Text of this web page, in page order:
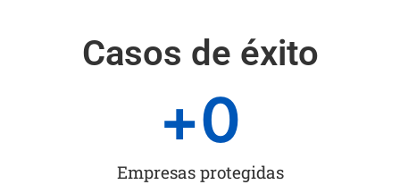
Casos de éxito
Empresas protegidas
+0